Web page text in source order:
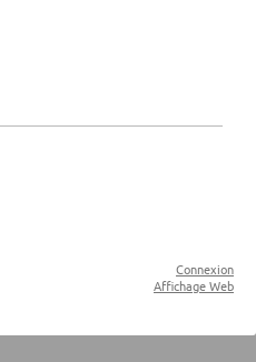
Connexion
Affichage Web